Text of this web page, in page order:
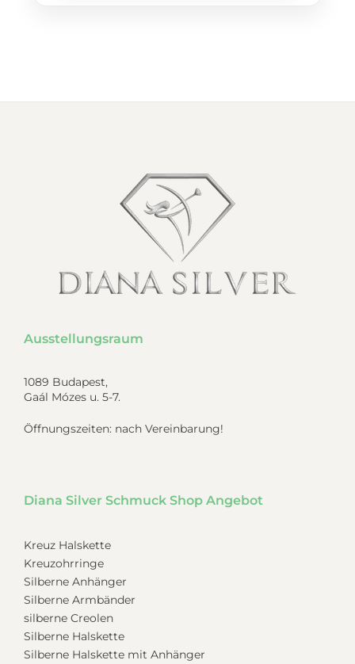
Ausstellungsraum
1089 Budapest,
Gaál Mózes u. 5-7.
Öffnungszeiten: nach Vereinbarung!
Diana Silver Schmuck Shop Angebot
Kreuz Halskette
Kreuzohrringe
Silberne Anhänger
Silberne Armbänder
silberne Creolen
Silberne Halskette
Silberne Halskette mit Anhänger